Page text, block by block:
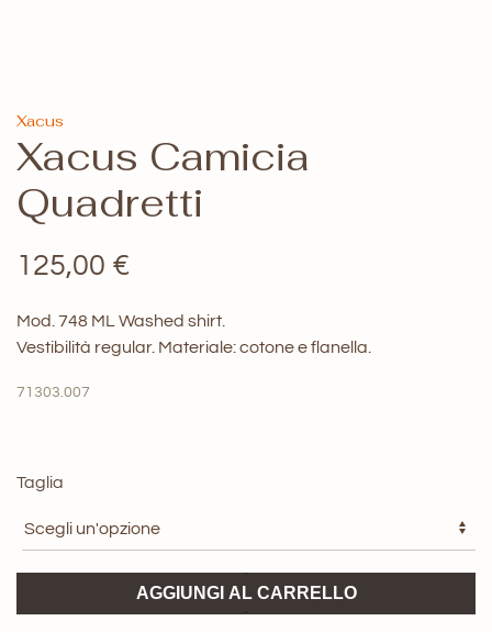
Xacus
Xacus Camicia
Quadretti
125,00 €
Mod. 748 ML Washed shirt.
Vestibilità regular. Materiale: cotone e flanella.
71303.007
Taglia
Camicia
AGGIUNGI AL CARRELLO